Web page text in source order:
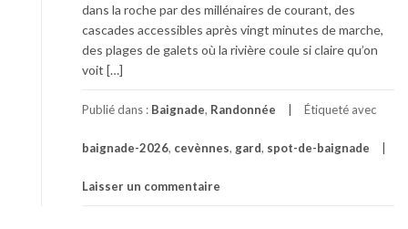
dans la roche par des millénaires de courant, des
cascades accessibles après vingt minutes de marche,
des plages de galets où la rivière coule si claire qu’on
voit […]
Publié dans : Baignade, Randonnée Étiqueté avec
baignade-2026, cevènnes, gard, spot-de-baignade
Laisser un commentaire